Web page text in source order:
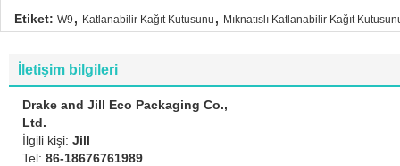
Etiket: W9 , Katlanabilir Kağıt Kutusunu , Mıknatıslı Katlanabilir Kağıt
İletişim bilgileri
Drake and Jill Eco Packaging Co.,
Ltd.
İlgili kişi: Jill
Tel: 86-18676761989